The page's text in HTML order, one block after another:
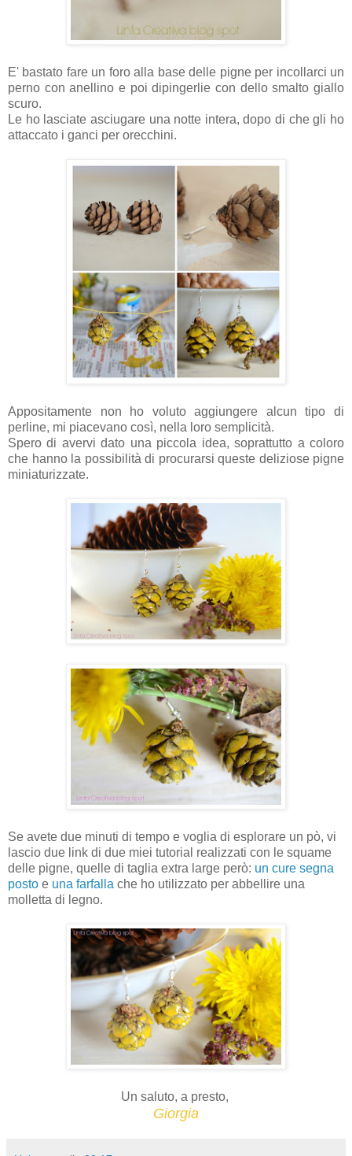
E' bastato fare un foro alla base delle pigne per incollarci un
perno con anellino e poi dipingerlie con dello smalto giallo
scuro.
Le ho lasciate asciugare una notte intera, dopo di che gli ho
attaccato i ganci per orecchini.
Appositamente non ho voluto aggiungere alcun tipo di
perline, mi piacevano così, nella loro semplicità.
Spero di avervi dato una piccola idea, soprattutto a coloro
che hanno la possibilità di procurarsi queste deliziose pigne
miniaturizzate.
Se avete due minuti di tempo e voglia di esplorare un pò, vi
lascio due link di due miei tutorial realizzati con le squame
delle pigne, quelle di taglia extra large però: un cure segna
posto e una farfalla che ho utilizzato per abbellire una
molletta di legno.
Un saluto, a presto,
Giorgia